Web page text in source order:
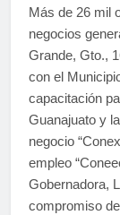
Más de 26 mil
negocios
Grande, Gto.,
con el
capacitación
Guanajuato y
negocio
empleo
Gobernadora,
compromiso